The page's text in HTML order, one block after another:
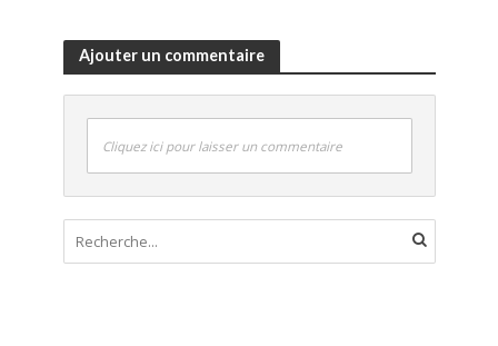
Ajouter un commentaire
Cliquez ici pour laisser un commentaire